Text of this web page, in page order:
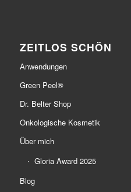
ZEITLOS SCHÖN
Anwendungen
Green Peel®
Dr. Belter Shop
Onkologische Kosmetik
Über mich
Gloria Award 2025
Blog